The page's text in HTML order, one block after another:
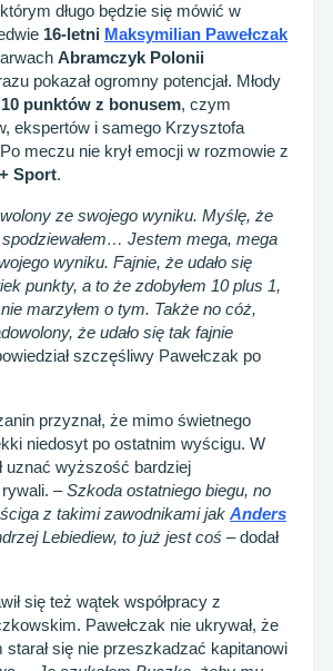
długo będzie się mówić w
16-letni Maksymilian Pawełczak
Abramczyk Polonii
pokazał ogromny potencjał. Młody
10 punktów z bonusem, czym
ekspertów i samego Krzysztofa
meczu nie krył emocji w rozmowie z
Sport.
ze swojego wyniku. Myślę, że
Jestem mega, mega
wyniku. Fajnie, że udało się
punkty, a to że zdobyłem 10 plus 1,
marzyłem o tym. Także no cóż,
że udało się tak fajnie
szczęśliwy Pawełczak po
przyznał, że mimo świetnego
niedosyt po ostatnim wyścigu. W
uznać wyższość bardziej
–Szkoda ostatniego biegu, no
z takimi zawodnikami jak Anders
Lebiediew, to już jest coś – dodał
się też wątek współpracy z
Pawełczak nie ukrywał, że
starał się nie przeszkadzać kapitanowi